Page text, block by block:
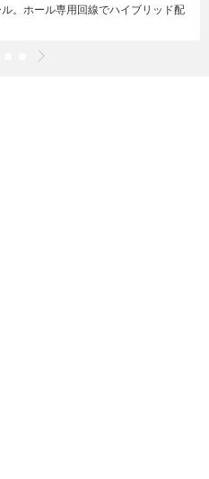
。ホール専用回線でハイブリッド配